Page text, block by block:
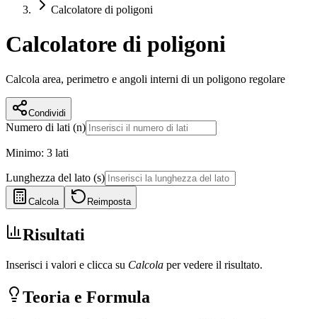
Calcolatore di poligoni
Calcolatore di poligoni
Calcola area, perimetro e angoli interni di un poligono regolare
Condividi
Numero di lati (n)
Minimo: 3 lati
Lunghezza del lato (s)
Calcola Reimposta
Risultati
Inserisci i valori e clicca su Calcola per vedere il risultato.
Teoria e Formula